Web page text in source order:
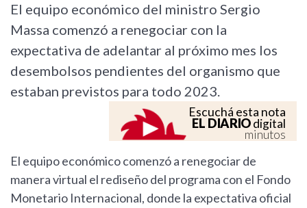
El equipo económico del ministro Sergio
Massa comenzó a renegociar con la
expectativa de adelantar al próximo mes los
desembolsos pendientes del organismo que
estaban previstos para todo 2023.
Escuchá esta nota
EL DIARIOdigital
minutos
El equipo económico comenzó a renegociar de
manera virtual el rediseño del programa con el Fondo
Monetario Internacional, donde la expectativa oficial